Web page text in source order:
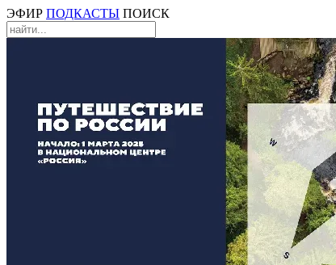
ЭФИР ПОДКАСТЫ ПОИСК